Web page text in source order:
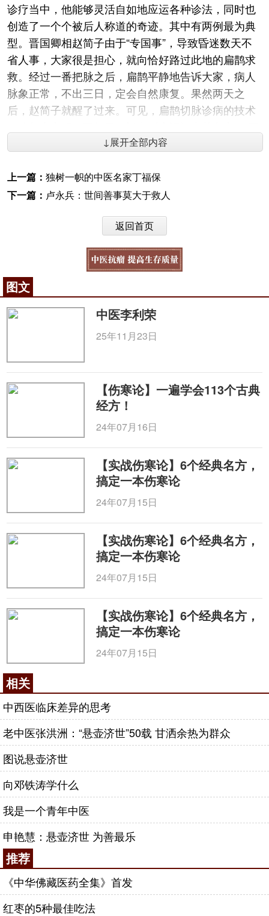
诊疗当中，他能够灵活自如地应运各种诊法，同时也
创造了一个个被后人称道的奇迹。其中有两例最为典
型。晋国卿相赵简子由于“专国事”，导致昏迷数天不
省人事，大家很是担心，就向恰好路过此地的扁鹊求
救。经过一番把脉之后，扁鹊平静地告诉大家，病人
脉象正常，不出三日，定会自然康复。果然两天之
后，赵简子就醒了过来。可见，扁鹊切脉诊病的技术
今天下言脉者，由扁鹊也。”
皆知。扁鹊第一次见蔡桓公，就直言不讳说其有病在
身。之后，每遇一次，都强调其病情正在由表入里，
逐步加重。可固执己见的桓侯就是不信，直到最后感
觉身体真的不适时，才恍然大悟，但却病入
时已晚。这个故事之所以发人深省，就在于告诉我们
一个道理，疾病贵在早诊早治。
起死回生也低调 技高一筹亦谦虚
扁鹊虽然医术高超、声名远播，但无论到了哪
里，他都能做到低调谦虚，从不因为自己有一技之长
就高人一等，摆架子。有一回，扁鹊来到虢国，见到
一群人聚在一起哀号痛哭、跪地祈祷，一问才知是这
里的太子死了。弄清原委之后，扁鹊怀疑病人并不见
得是真死，很有可能只是突然之间昏迷不醒，“尸
厥”发作所致。于是赶紧前去察看
料，经过一番针刺药熨之后，太子竟然奇迹般苏醒过
来。从此，他能“起死回生”的传言便不胫而走，四处
传播。扁鹊听了，本着实事求是的科学态度，向大家
解释澄清说，患者并没真正死，他只是让患者及时苏
醒，恢复健康而已，哪有大家传说的那么神乎其神。
另外，说到疾病治疗和身体保养，扁鹊也是客观谦
虚。认为现实中的疾病太多太多，而对医生来说，不
论到什么时候，都总是苦于诊疗的方法少之又少。因
此，扁鹊大力提倡预防为主、治疗为辅的做法，主张
把疾病消灭和控制在最初的萌芽阶段。
悬壶济世医精湛 游医四方通全科
在毕生游医四方、悬壶济世的生涯中，扁鹊非常
鹊医术精湛、技法高超，有丰富的临床经验。在治学
方面，也善于思考，敢于创新，不乏独特的主张和见
解。在医术的追求探索上，他不满足于只掌握简单的
一技一法，而是力争广泛涉猎。到越国都城邯郸，扁
鹊看到当地有很多妇女患者苦不堪言，就潜心研究
科方面的疾病，当起了“带下医”，从而让她们尽可能
地摆脱病痛折磨；到东周都城洛阳，见当地许多老人
有视听方面疾病，随即又开始致力于五官方面疾病的
研究，当起了“耳目痹医”，为众多老人带去了光明和
声音；到了秦国首都咸阳，看到当地小孩的患病率极
高，又下定决心探寻病因，当起了“小儿医”，为孩子
们的健康保驾护航。久而久之，扁鹊不仅只是精于
科，在
较高的水平。
杏林春满德高尚 桃李遍地美名扬
↓展开全部内容
上一篇： 独树一帜的中医名家丁福保
下一篇： 卢永兵：世间善事莫大于救人
返回首页
图文
中医李利荣
25年11月23日
【伤寒论】一遍学会113个古典
经方！
24年07月16日
【实战伤寒论】6个经典名方，
搞定一本伤寒论
24年07月15日
【实战伤寒论】6个经典名方，
搞定一本伤寒论
24年07月15日
【实战伤寒论】6个经典名方，
搞定一本伤寒论
24年07月15日
相关
中西医临床差异的思考
老中医张洪洲：“悬壶济世”50载 甘洒余热为群众
图说悬壶济世
向邓铁涛学什么
我是一个青年中医
申艳慧：悬壶济世 为善最乐
推荐
《中华佛藏医药全集》首发
红枣的5种最佳吃法